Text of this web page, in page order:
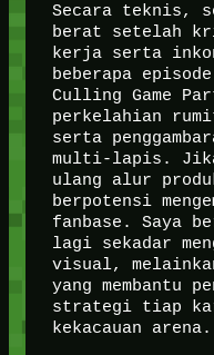
Secara teknis,
berat setelah
kerja serta
beberapa
Culling Game
perkelahian
serta
multi-lapis. Jika
ulang alur
berpotensi
fanbase. Saya
lagi sekadar
visual,
yang membantu
strategi tiap
kekacauan arena.